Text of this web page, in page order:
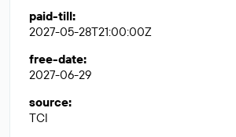
paid-till:
2027-05-28T21:00:00Z
free-date:
2027-06-29
source:
TCI